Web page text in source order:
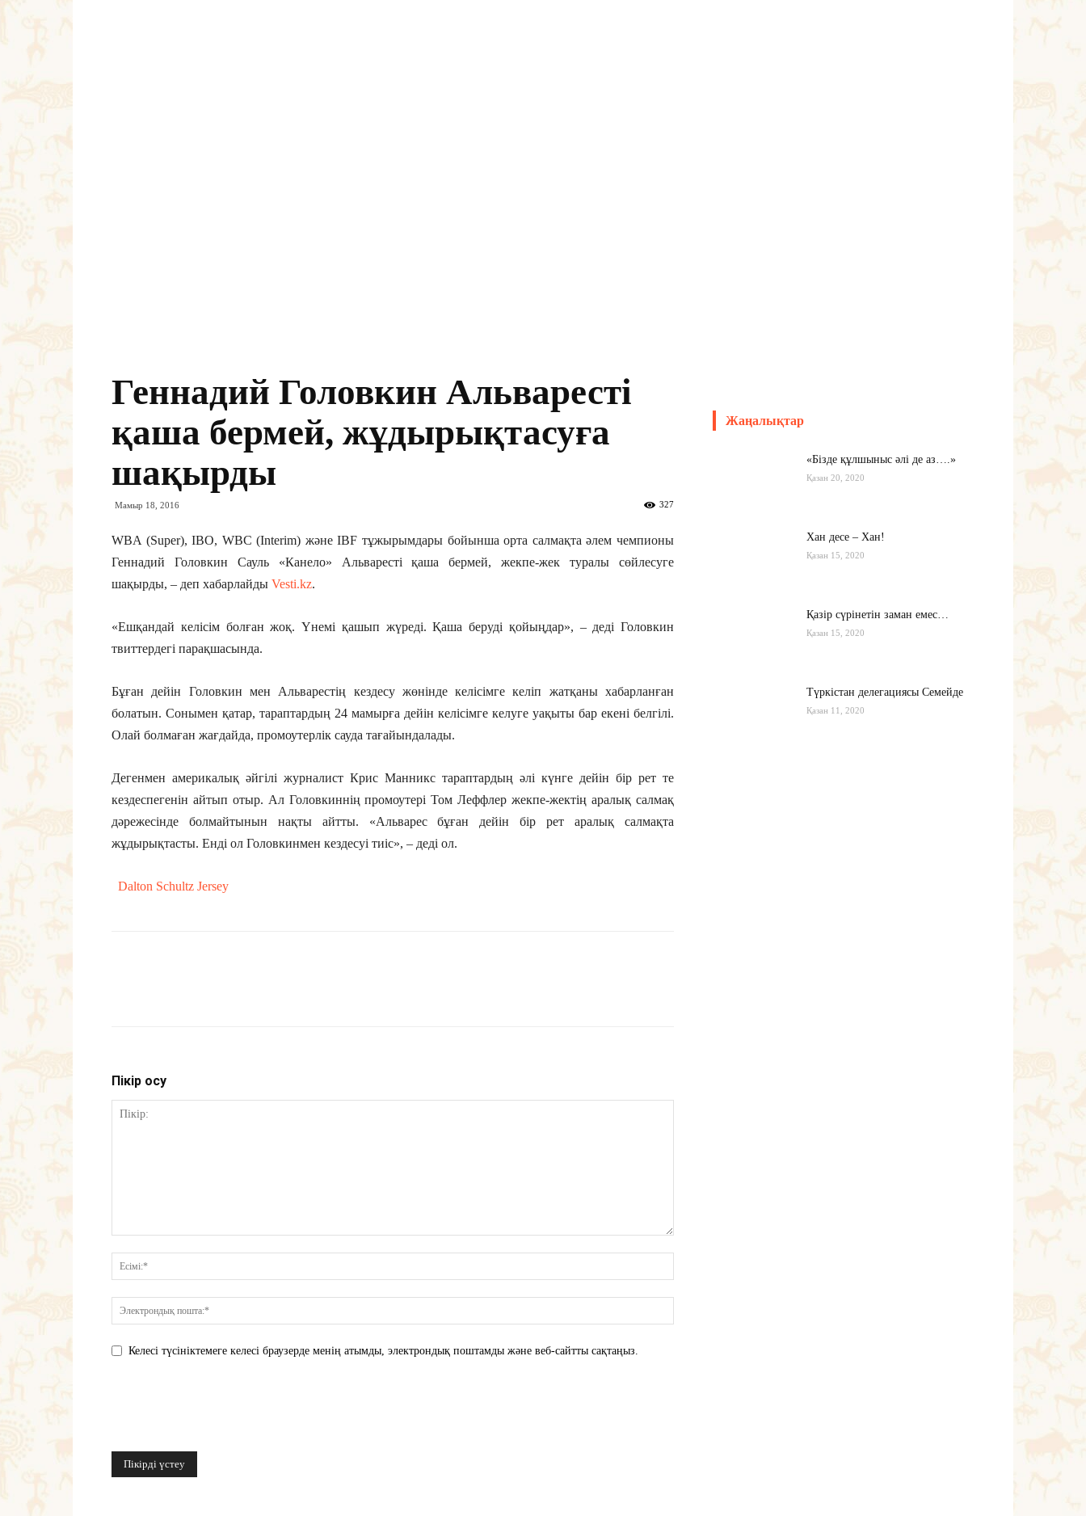
Геннадий Головкин Альваресті
қаша бермей, жұдырықтасуға
шақырды
Мамыр 18, 2016 327
WBA (Super), IBO, WBC (Interim) және IBF тұжырымдары бойынша орта салмақта әлем чемпионы
Геннадий Головкин Сауль «Канело» Альваресті қаша бермей, жекпе-жек туралы сөйлесуге
шақырды, – деп хабарлайды Vesti.kz.
«Ешқандай келісім болған жоқ. Үнемі қашып жүреді. Қаша беруді қойыңдар», – деді Головкин
твиттердегі парақшасында.
Бұған дейін Головкин мен Альварестің кездесу жөнінде келісімге келіп жатқаны хабарланған
болатын. Сонымен қатар, тараптардың 24 мамырға дейін келісімге келуге уақыты бар екені белгілі.
Олай болмаған жағдайда, промоутерлік сауда тағайындалады.
Дегенмен америкалық әйгілі журналист Крис Манникс тараптардың әлі күнге дейін бір рет те
кездеспегенін айтып отыр. Ал Головкиннің промоутері Том Леффлер жекпе-жектің аралық салмақ
дәрежесінде болмайтынын нақты айтты. «Альварес бұған дейін бір рет аралық салмақта
жұдырықтасты. Енді ол Головкинмен кездесуі тиіс», – деді ол.
Dalton Schultz Jersey
Пікір қосу
Келесі түсініктемеге келесі браузерде менің атымды, электрондық поштамды және веб-сайтты сақтаңыз.
Жаңалықтар
«Бізде құлшыныс әлі де аз….»
Қазан 20, 2020
Хан десе – Хан!
Қазан 15, 2020
Қазір сүрінетін заман емес…
Қазан 15, 2020
Түркістан делегациясы Семейде
Қазан 11, 2020